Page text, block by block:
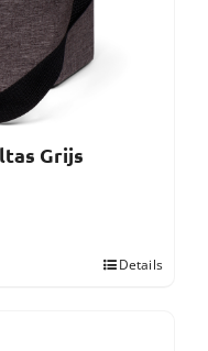
Grijs
Details